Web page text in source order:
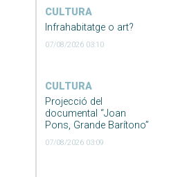
CULTURA
Infrahabitatge o art?
07/08/2026 03:10
CULTURA
Projecció del
documental “Joan
Pons, Grande Barítono”
07/08/2026 03:09